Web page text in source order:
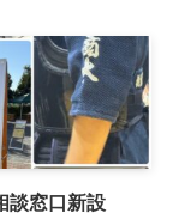
談窓口新設